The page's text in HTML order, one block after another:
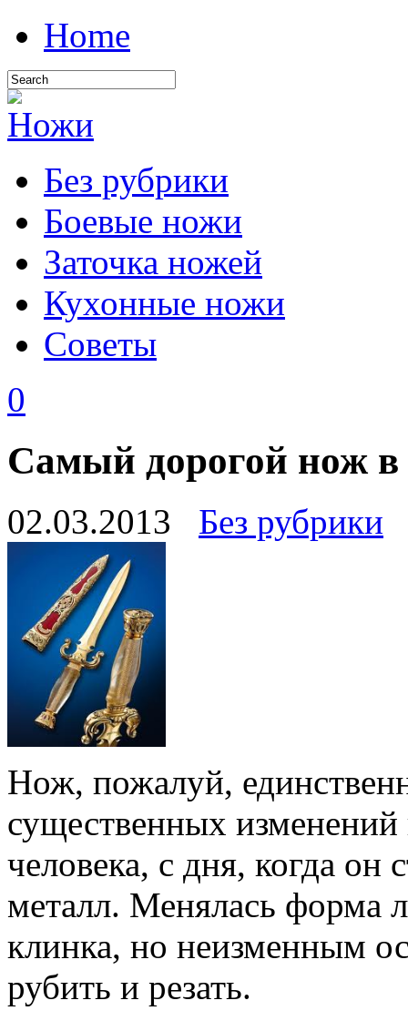
Home
Без рубрики
Боевые ножи
Заточка ножей
Кухонные ножи
Советы
0
Самый дорогой нож в
02.03.2013 Без рубрики
Нож, пожалуй,
существенных
человека, с дня, когда он
металл. Менялась форма
клинка, но неизменным
рубить и резать.